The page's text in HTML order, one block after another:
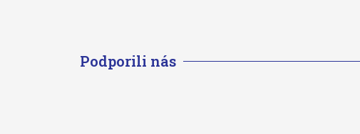
Podporili nás